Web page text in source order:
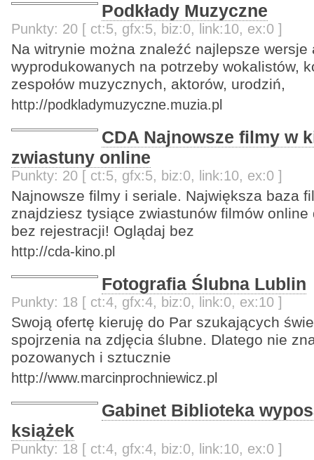
Podkłady Muzyczne
Punkty: 20 [ ct:5, gfx:5, biz:0, link:10, ex:0 ]
Na witrynie można znaleźć najlepsze
wyprodukowanych na potrzeby wokalistów,
zespołów muzycznych, aktorów, urodziń,
http://podkladymuzyczne.muzia.pl
CDA Najnowsze filmy w
zwiastuny online
Punkty: 20 [ ct:5, gfx:5, biz:0, link:10, ex:0 ]
Najnowsze filmy i seriale. Największa baza
znajdziesz tysiące zwiastunów filmów
bez rejestracji! Oglądaj bez
http://cda-kino.pl
Fotografia Ślubna Lublin
Punkty: 18 [ ct:4, gfx:4, biz:0, link:0, ex:10 ]
Swoją ofertę kieruję do Par szukających
spojrzenia na zdjęcia ślubne. Dlatego nie
pozowanych i sztucznie
http://www.marcinprochniewicz.pl
Gabinet Biblioteka
książek
Punkty: 18 [ ct:4, gfx:4, biz:0, link:10, ex:0 ]